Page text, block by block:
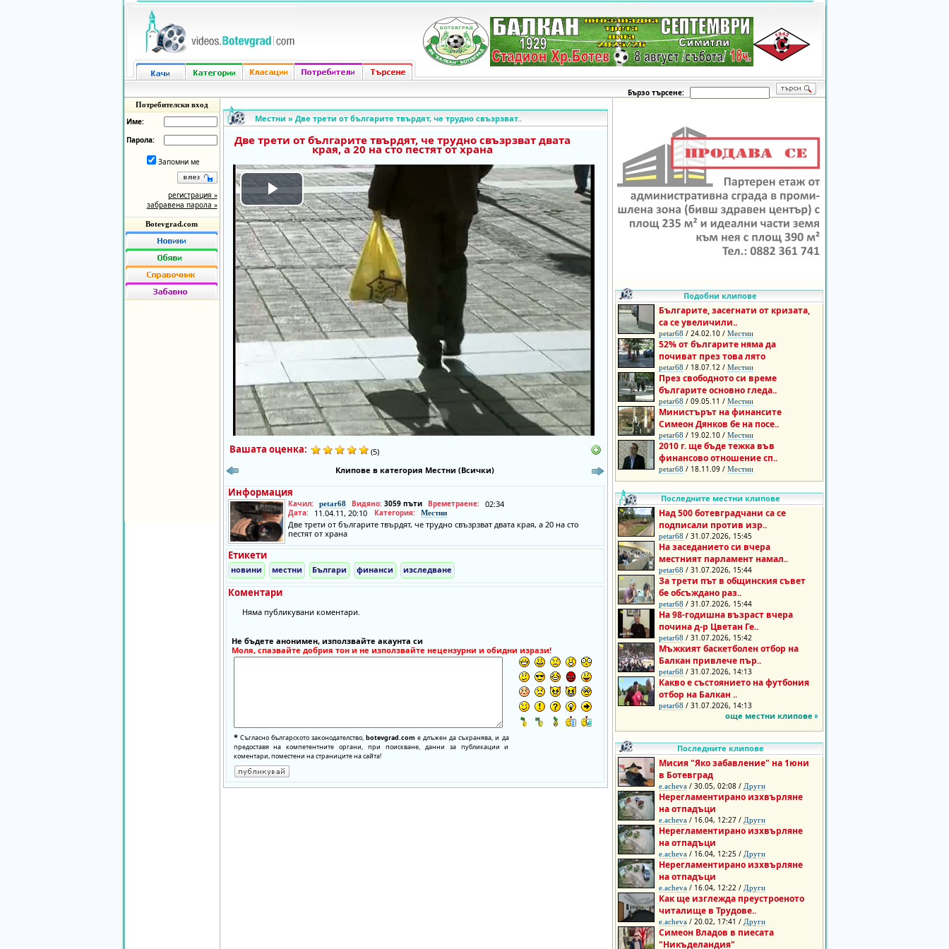
Бързо търсене:
Потребителски вход
Име:
Парола:
Запомни ме
регистрация »
забравена парола »
Botevgrad.com
Местни » Две трети от българите твърдят, че трудно свъзрзват..
Две трети от българите твърдят, че трудно свъзрзват двата
края, а 20 на сто пестят от храна
Play
Video
Вашата оценка:
(5)
Клипове в категория Местни (Всички)
Информация
Качил: petar68 Видяно: 3059 пъти Времетраене: 02:34
Дата: 11.04.11, 20:10 Категория: Местни
Две трети от българите твърдят, че трудно свъзрзват двата края, а 20 на сто
пестят от храна
Етикети
новини местни Българи финанси изследване
Коментари
Няма публикувани коментари.
Не бъдете анонимен, използвайте акаунта си
Моля, спазвайте добрия тон и не използвайте нецензурни и обидни изрази!
*Съгласно българското законодателство, botevgrad.comе длъжен да съхранява, и да
предоставя на компетентните органи, при поискване, данни за публикации и
коментари, поместени на страниците на сайта!
Подобни клипове
Българите, засегнати от кризата,
са се увеличили..
petar68 / 24.02.10 / Местни
52% от българите няма да
почиват през това лято
petar68 / 18.07.12 / Местни
През свободното си време
българите основно гледа..
petar68 / 09.05.11 / Местни
Министърът на финансите
Симеон Дянков бе на посе..
petar68 / 19.02.10 / Местни
2010 г. ще бъде тежка във
финансово отношение сп..
petar68 / 18.11.09 / Местни
Последните местни клипове
Над 500 ботевградчани са се
подписали против изр..
petar68 / 31.07.2026, 15:45
На заседанието си вчера
местният парламент намал..
petar68 / 31.07.2026, 15:44
За трети път в общинския съвет
бе обсъждано раз..
petar68 / 31.07.2026, 15:44
На 98-годишна възраст вчера
почина д-р Цветан Ге..
petar68 / 31.07.2026, 15:42
Мъжкият баскетболен отбор на
Балкан привлече пър..
petar68 / 31.07.2026, 14:13
Какво е състоянието на футбония
отбор на Балкан ..
petar68 / 31.07.2026, 14:13
още местни клипове
Последните клипове
Мисия "Яко забавление" на 1юни
в Ботевград
e.acheva / 30.05, 02:08 / Други
Нерегламентирано изхвърляне
на отпадъци
e.acheva / 16.04, 12:27 / Други
Нерегламентирано изхвърляне
на отпадъци
e.acheva / 16.04, 12:25 / Други
Нерегламентирано изхвърляне
на отпадъци
e.acheva / 16.04, 12:22 / Други
Как ще изглежда преустроеното
читалище в Трудове..
e.acheva / 20.02, 17:41 / Други
Симеон Владов в пиесата
"Никъделандия"